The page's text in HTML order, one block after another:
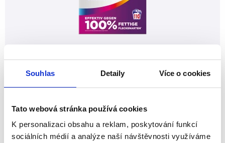
Souhlas Detaily Více o cookies
Tato webová stránka používá cookies
K personalizaci obsahu a reklam, poskytování funkcí
sociálních médií a analýze naší návštěvnosti využíváme
PD/6,05 kg
Profesionální prací prášek s extra silným
724.11 Kč
+
-